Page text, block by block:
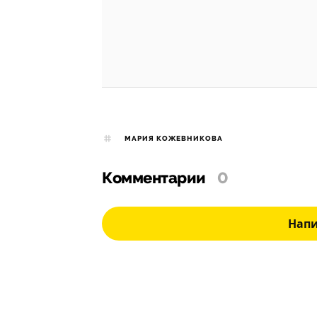
МАРИЯ КОЖЕВНИКОВА
Комментарии 0